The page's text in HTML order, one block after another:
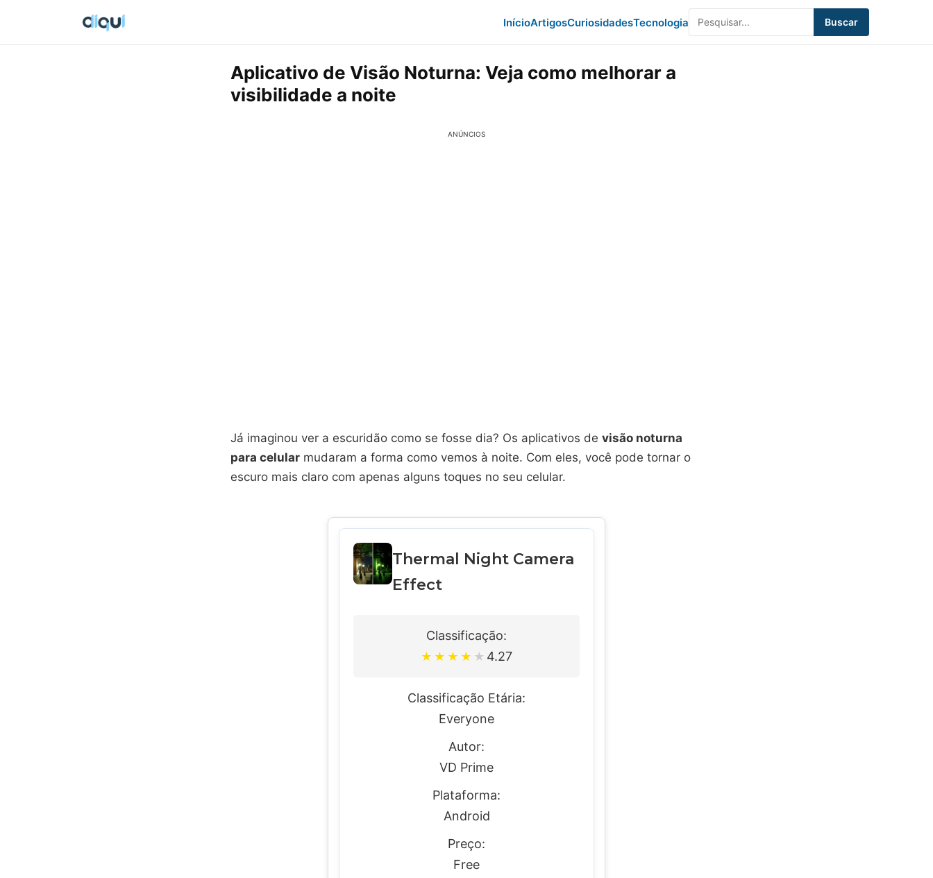
InícioArtigosCuriosidadesTecnologia Buscar
Aplicativo de Visão Noturna: Veja como melhorar a
visibilidade a noite
ANÚNCIOS
Já imaginou ver a escuridão como se fosse dia? Os aplicativos de visão noturna
para celular mudaram a forma como vemos à noite. Com eles, você pode tornar o
escuro mais claro com apenas alguns toques no seu celular.
Thermal Night Camera
Effect
Classificação:
★ ★ ★ ★ ★ 4.27
Classificação Etária:
Everyone
Autor:
VD Prime
Plataforma:
Android
Preço:
Free